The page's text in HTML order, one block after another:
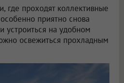
где проходят коллективные
приятно снова
устроиться на удобном
освежиться прохладным